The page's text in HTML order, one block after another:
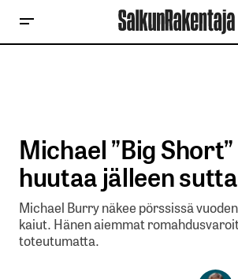
Michael ”Big
huutaa jälleen sutta
Michael Burry näkee pörssissä
kaiut. Hänen aiemmat
toteutumatta.